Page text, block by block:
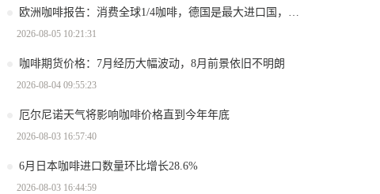
2026-08-05 10:21:31
咖啡期货价格：7月经历大幅波动，8月前景依旧不明朗
2026-08-04 09:55:23
厄尔尼诺天气将影响咖啡价格直到今年年底
2026-08-03 16:57:40
6月日本咖啡进口数量环比增长28.6%
2026-08-03 16:44:59